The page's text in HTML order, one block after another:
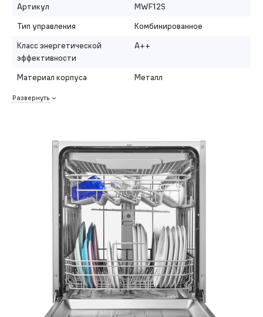
Артикул
MWF12S
Тип управления
Комбинированное
Класс энергетической
эффективности
A++
Материал корпуса Металл
Развернуть